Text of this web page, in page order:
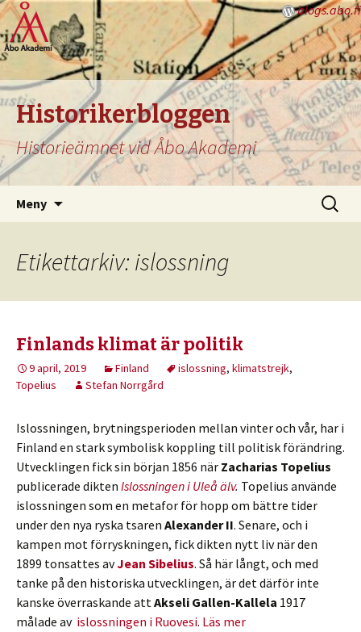
blogs.abo.fi
Historikerbloggen
Historieämnet vid Åbo Akademi
Meny
Sök
efter:
Etikettarkiv: islossning
Finlands klimat är politik
9 april, 2019 Finland islossning, klimatstrejk,
Topelius
Stefan Norrgård
Islossningen, brytningsperioden mellan vinter och vår, har i
Finland en stark symbolisk koppling till politisk förändring.
Utvecklingen fick sin början 1856 när Zacharias Topelius
publicerade dikten Islossningen i Uleå älv. Topelius använde
islossningen som en metafor för hopp om bättre tider
under den nya ryska tsaren Alexander II. Senare, och i
kampen mot förryskningen, fick dikten nytt liv när den
1899 tonsattes avJean Sibelius. Så här långt, och med
tanke på den historiska utvecklingen, är det därför inte
kanske överraskande attAkseli Gallen-Kallela 1917
målade av islossningen i Ruovesi. Läs mer